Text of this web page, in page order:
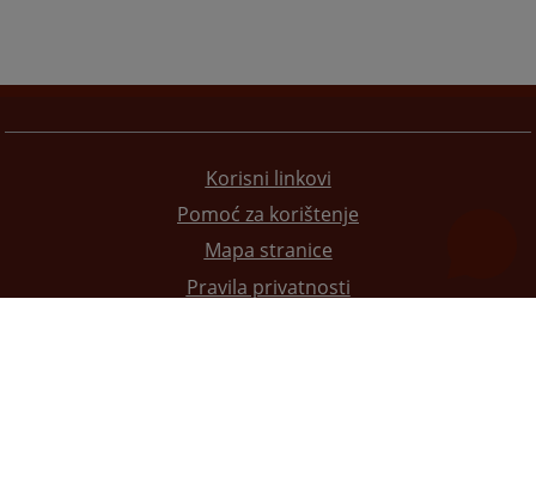
Korisni linkovi
Pomoć za korištenje
Mapa stranice
Pravila privatnosti